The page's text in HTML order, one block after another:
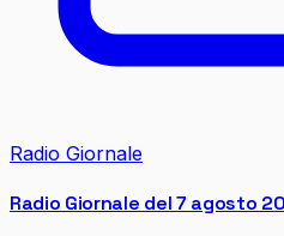
Radio Giornale
Radio Giornale del 7 agosto